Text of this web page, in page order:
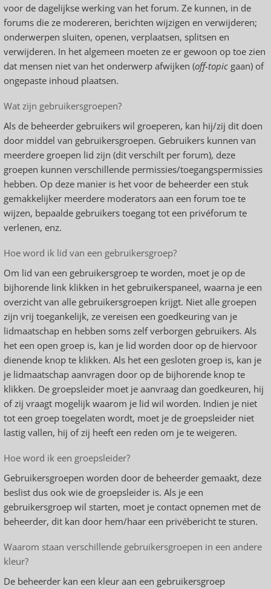
voor de dagelijkse werking van het forum. Ze kunnen, in de
forums die ze modereren, berichten wijzigen en verwijderen;
onderwerpen sluiten, openen, verplaatsen, splitsen en
verwijderen. In het algemeen moeten ze er gewoon op toe zien
dat mensen niet van het onderwerp afwijken (off-topic gaan) of
ongepaste inhoud plaatsen.
Wat zijn gebruikersgroepen?
Als de beheerder gebruikers wil groeperen, kan hij/zij dit doen
door middel van gebruikersgroepen. Gebruikers kunnen van
meerdere groepen lid zijn (dit verschilt per forum), deze
groepen kunnen verschillende permissies/toegangspermissies
hebben. Op deze manier is het voor de beheerder een stuk
gemakkelijker meerdere moderators aan een forum toe te
wijzen, bepaalde gebruikers toegang tot een privéforum te
verlenen, enz.
Hoe word ik lid van een gebruikersgroep?
Om lid van een gebruikersgroep te worden, moet je op de
bijhorende link klikken in het gebruikerspaneel, waarna je een
overzicht van alle gebruikersgroepen krijgt. Niet alle groepen
zijn vrij toegankelijk, ze vereisen een goedkeuring van je
lidmaatschap en hebben soms zelf verborgen gebruikers. Als
het een open groep is, kan je lid worden door op de hiervoor
dienende knop te klikken. Als het een gesloten groep is, kan je
je lidmaatschap aanvragen door op de bijhorende knop te
klikken. De groepsleider moet je aanvraag dan goedkeuren, hij
of zij vraagt mogelijk waarom je lid wil worden. Indien je niet
tot een groep toegelaten wordt, moet je de groepsleider niet
lastig vallen, hij of zij heeft een reden om je te weigeren.
Hoe word ik een groepsleider?
Gebruikersgroepen worden door de beheerder gemaakt, deze
beslist dus ook wie de groepsleider is. Als je een
gebruikersgroep wil starten, moet je contact opnemen met de
beheerder, dit kan door hem/haar een privébericht te sturen.
Waarom staan verschillende gebruikersgroepen in een andere
kleur?
De beheerder kan een kleur aan een gebruikersgroep